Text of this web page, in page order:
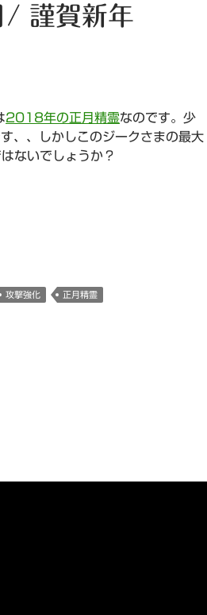
/ 謹賀新年
2018年の正月精霊なのです。少
、、しかしこのジークさまの最大
ないでしょうか？
攻撃強化 正月精霊